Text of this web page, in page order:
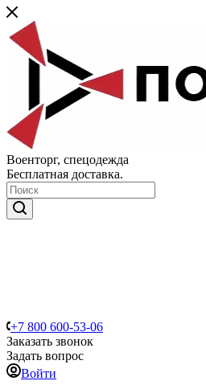
Военторг, спецодежда
Бесплатная доставка.
+7 800 600-53-06
Заказать звонок
Задать вопрос
Войти